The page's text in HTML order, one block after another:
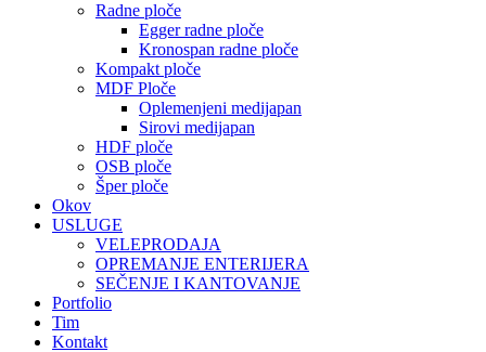
Radne ploče
Egger radne ploče
Kronospan radne ploče
Kompakt ploče
MDF Ploče
Oplemenjeni medijapan
Sirovi medijapan
HDF ploče
OSB ploče
Šper ploče
Okov
USLUGE
VELEPRODAJA
OPREMANJE ENTERIJERA
SEČENJE I KANTOVANJE
Portfolio
Tim
Kontakt